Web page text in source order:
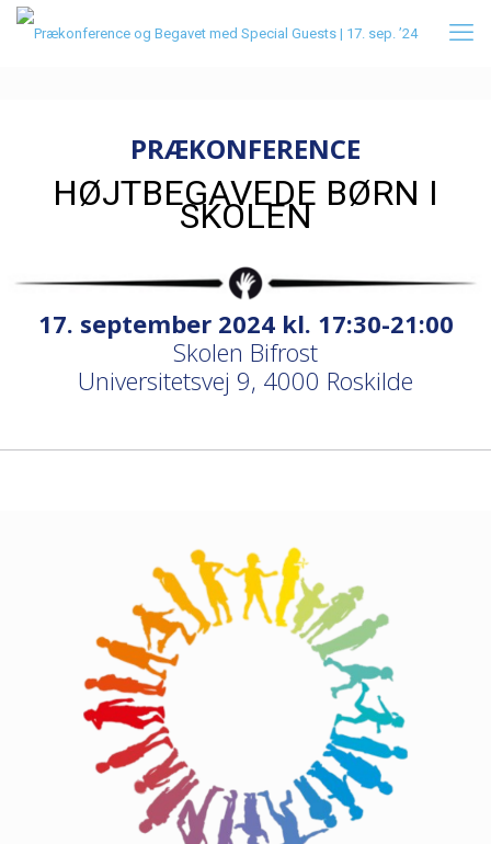
PRÆKONFERENCE
HØJTBEGAVEDE BØRN I
SKOLEN
17. september 2024 kl. 17:30-21:00
Skolen Bifrost
Universitetsvej 9, 4000 Roskilde